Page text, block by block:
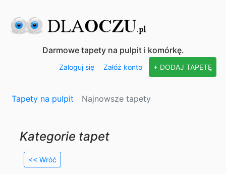
Darmowe tapety na pulpit i komórkę.
Zaloguj się Załóż konto + DODAJ TAPETĘ
Tapety na pulpit Najnowsze tapety
Kategorie tapet
<< Wróć